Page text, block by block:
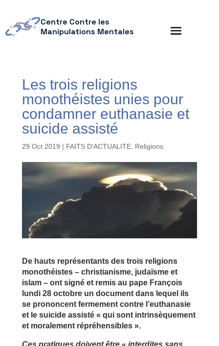
Centre Contre les
Manipulations Mentales
Les trois religions
monothéistes unies pour
condamner euthanasie et
suicide assisté
29 Oct 2019 | FAITS D'ACTUALITE, Religions
De hauts représentants des trois religions
monothéistes – christianisme, judaïsme et
islam – ont signé et remis au pape François
lundi 28 octobre un document dans lequel ils
se prononcent fermement contre l’euthanasie
et le suicide assisté « qui sont intrinsèquement
et moralement répréhensibles ».
Ces pratiques doivent être « interdites sans